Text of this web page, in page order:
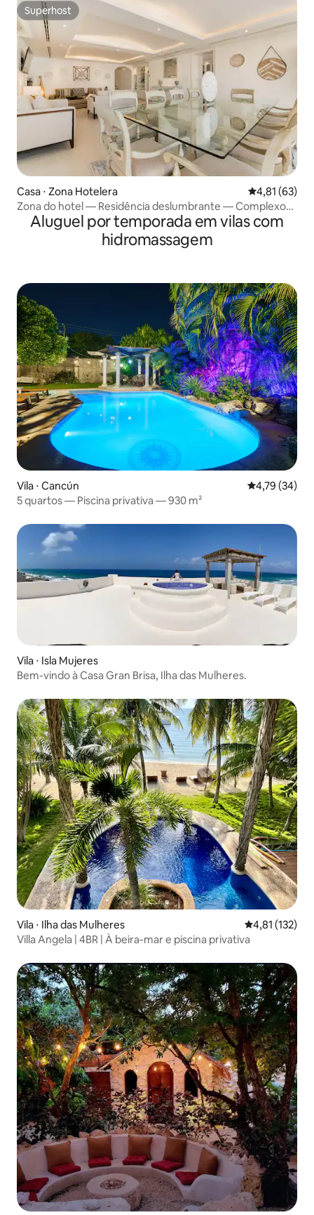
Superhost
Superhost
Casa ⋅ Zona Hotelera 4,81 de uma
4,81 (63)
Zona do hotel — Residência deslumbrante — Complexo
na praia
Aluguel por temporada em vilas com
hidromassagem
Vila ⋅ Cancún 4,79 de uma
4,79 (34)
5 quartos — Piscina privativa — 930 m²
Vila ⋅ Isla Mujeres
Bem-vindo à Casa Gran Brisa, Ilha das Mulheres.
Vila ⋅ Ilha das Mulheres 4,81 de uma
4,81 (132)
Villa Angela | 4BR | À beira-mar e piscina privativa